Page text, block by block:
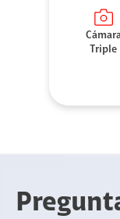
Triple